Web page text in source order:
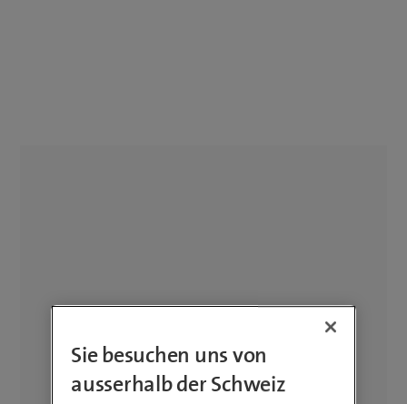
Sie besuchen uns von
ausserhalb der Schweiz